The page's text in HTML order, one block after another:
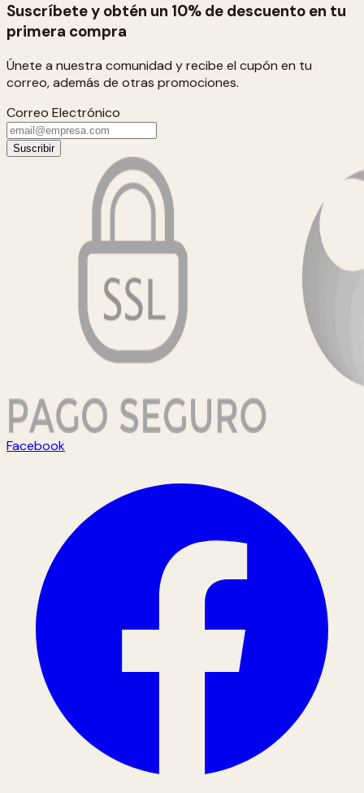
Suscríbete y obtén un 10% de descuento en tu
primera compra
Únete a nuestra comunidad y recibe el cupón en tu
correo, además de otras promociones.
Correo Electrónico
Suscribir
Facebook